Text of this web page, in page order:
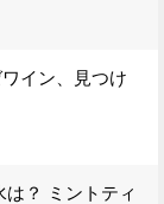
イン、見つけ
？ ミントティ